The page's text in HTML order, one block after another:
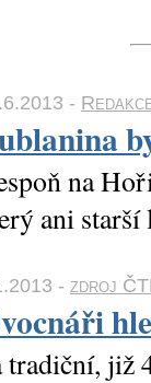
-
na
ani starší
- zdroj
tradiční, již